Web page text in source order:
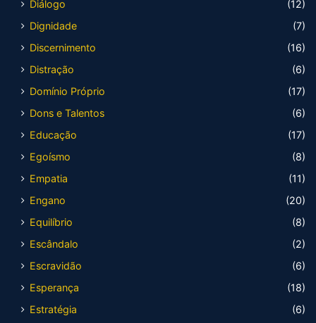
Diálogo
(12)
Dignidade
(7)
Discernimento
(16)
Distração
(6)
Domínio Próprio
(17)
Dons e Talentos
(6)
Educação
(17)
Egoísmo
(8)
Empatia
(11)
Engano
(20)
Equilíbrio
(8)
Escândalo
(2)
Escravidão
(6)
Esperança
(18)
Estratégia
(6)